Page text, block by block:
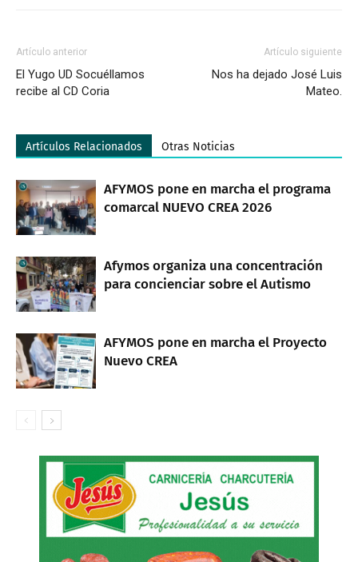
Artículo anterior
El Yugo UD Socuéllamos
recibe al CD Coria
Artículo siguiente
Nos ha dejado José Luis
Mateo.
Artículos Relacionados Otras Noticias
AFYMOS pone en marcha el programa
comarcal NUEVO CREA 2026
Afymos organiza una concentración
para concienciar sobre el Autismo
AFYMOS pone en marcha el Proyecto
Nuevo CREA